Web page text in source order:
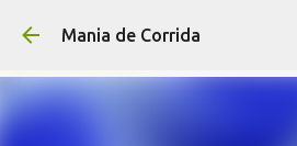
Mania de Corrida